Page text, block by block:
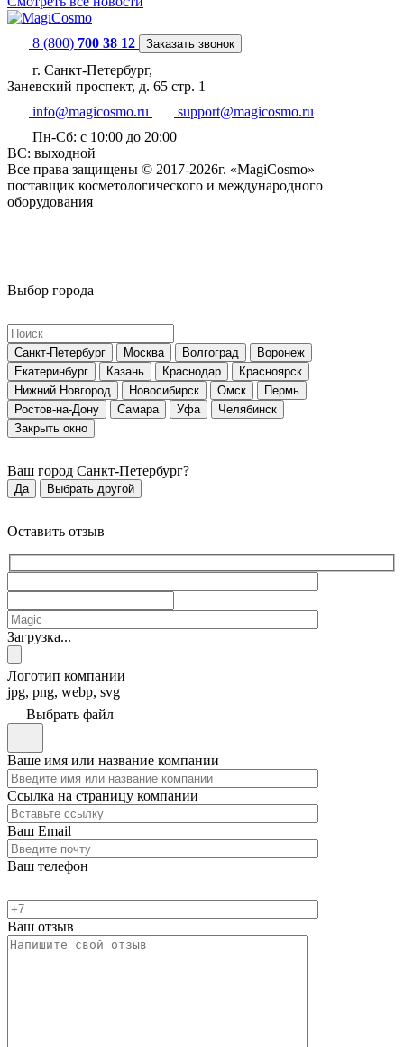
8 (800) 700 38 12 Заказать звонок
г. Санкт-Петербург,
Заневский проспект, д. 65 стр. 1
info@magicosmo.ru
support@magicosmo.ru
Пн-Сб: с 10:00 до 20:00
ВС: выходной
Все права защищены © 2017-2026г. «MagiCosmo» —
поставщик косметологического и международного
оборудования
Выбор города
Санкт-Петербург Москва Волгоград
Воронеж
Екатеринбург
Казань Краснодар
Красноярск
Нижний Новгород
Новосибирск Омск
Пермь
Ростов-на-Дону
Самара Уфа
Челябинск
Закрыть окно
Ваш город Санкт-Петербург?
Да Выбрать другой
Оставить отзыв
Загрузка...
Логотип компании
jpg, png, webp, svg
Выбрать файл
Ваше имя или название компании
Ссылка на страницу компании
Ваш Email
Ваш телефон
Ваш отзыв